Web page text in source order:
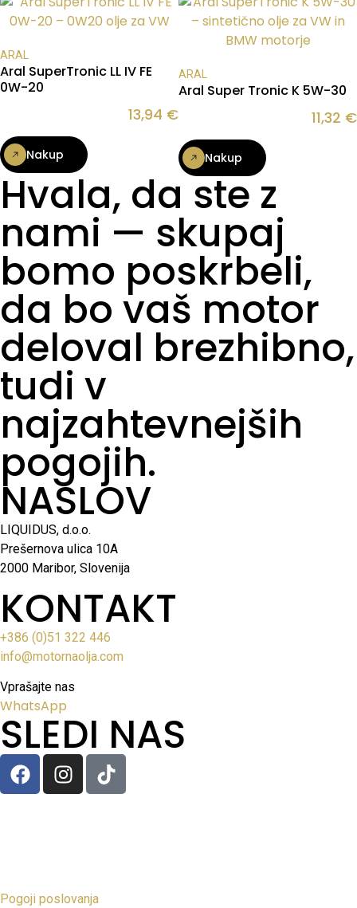
ARAL
Aral SuperTronic LL IV FE
0W-20
13,94 €
Nakup
ARAL
Aral Super Tronic K 5W-30
11,32 €
Nakup
Hvala, da ste z
nami — skupaj
bomo poskrbeli,
da bo vaš motor
deloval brezhibno,
tudi v
najzahtevnejših
pogojih.
NASLOV
LIQUIDUS, d.o.o.
Prešernova ulica 10A
2000 Maribor, Slovenija
KONTAKT
+386 (0)51 322 446
info@motornaolja.com
Vprašajte nas
WhatsApp
SLEDI NAS
Pogoji poslovanja